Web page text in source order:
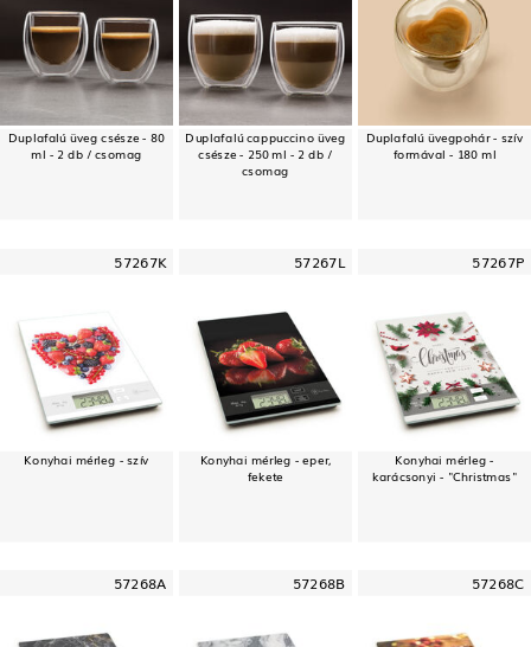
Duplafalú üveg csésze - 80
ml - 2 db / csomag
Duplafalú cappuccino üveg
csésze - 250 ml - 2 db /
csomag
Duplafalú üvegpohár - szív
formával - 180 ml
57267K
Konyhai mérleg - szív
57267L
Konyhai mérleg - eper,
fekete
57267P
Konyhai mérleg -
karácsonyi - "Christmas"
57268A 57268B 57268C